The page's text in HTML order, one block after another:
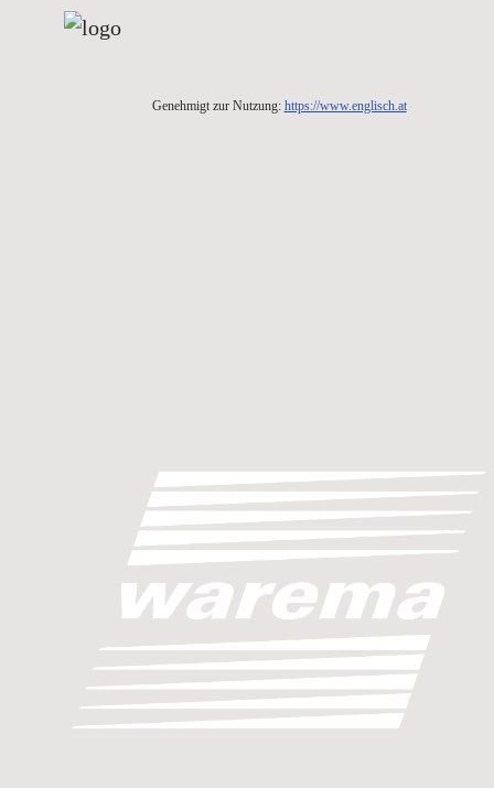
Genehmigt zur Nutzung: https://www.englisch.at